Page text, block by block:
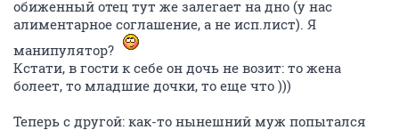
обиженный отец тут же залегает на дно (у нас
алиментарное соглашение, а не исп.лист). Я
манипулятор?
Кстати, в гости к себе он дочь не возит: то жена
болеет, то младшие дочки, то еще что )))
Теперь с другой: как-то нынешний муж попытался